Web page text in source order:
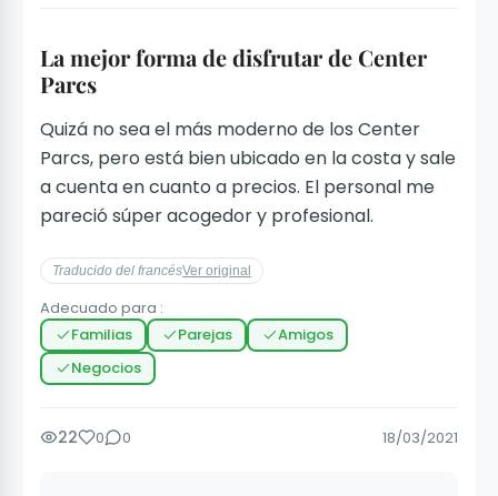
La mejor forma de disfrutar de Center
Parcs
Quizá no sea el más moderno de los Center
Parcs, pero está bien ubicado en la costa y sale
a cuenta en cuanto a precios. El personal me
pareció súper acogedor y profesional.
Traducido del francésVer original
Adecuado para :
Familias
Parejas
Amigos
Negocios
22 0 0 18/03/2021